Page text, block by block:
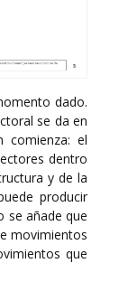
dado.
se da en
comienza: el
dentro
y de la
producir
se añade que
movimientos
que